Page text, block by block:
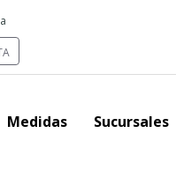
Medidas Sucursales